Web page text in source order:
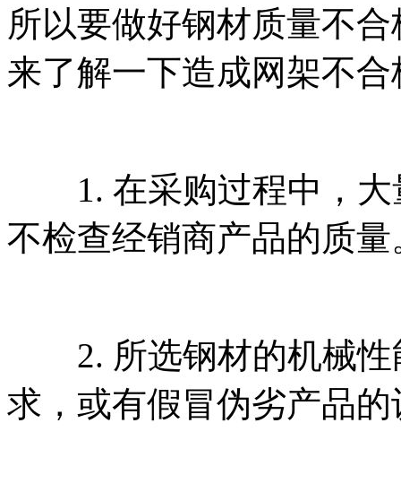
所以要做好钢材质量不
来了解一下造成网架不
1. 在采购过程中，大
不检查经销商产品的质量
2. 所选钢材的机械性
求，或有假冒伪劣产品的